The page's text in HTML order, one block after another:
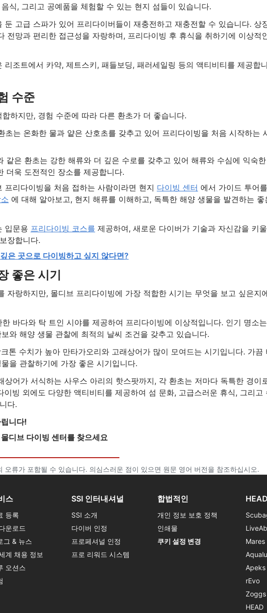
식, 그리고 공예품을 체험할 수 있는 현지 섬들이 있습니다.
둔 고급 스파가 있어 프리다이버들이 재충전하고 재충전할 수 있습니다. 상
전망과 편리한 접근성을 자랑하며, 프리다이빙 후 휴식을 취하기에 이상적
리조트에서 카약, 제트스키, 패들보딩, 패러세일링 등의 액티비티를 제공합니
수준
하지만, 경험 수준에 따라 다른 환초가 더 좋습니다.
는 온화한 물과 얕은 산호초를 갖추고 있어 프리다이빙을 처음 시작하는
같은 환초는 강한 해류와 더 깊은 수로를 갖추고 있어 해류와 수심에 익숙한
더욱 도전적인 장소를 제공합니다.
프리다이빙을 처음 접하는 사람이라면 현지 다이빙 센터 에서 가이드 투어를
에 대해 알아보고, 현지 해류를 이해하고, 독특한 해양 생물을 발견하는 좋
입문용 프리다이빙 코스를 제공하여, 새로운 다이버가 기술과 자신감을 키울
장합니다.
은 곳으로 다이빙하고 싶지 않다면?
좋은 시기
자랑하지만, 몰디브 프리다이빙에 가장 적합한 시기는 무엇을 보고 싶은지
바다와 탁 트인 시야를 제공하여 프리다이빙에 이상적입니다. 인기 명소는
와 해양 생물 관찰에 최적의 날씨 조건을 갖추고 있습니다.
톤 수치가 높아 만타가오리와 고래상어가 많이 모여드는 시기입니다. 가끔
을 관찰하기에 가장 좋은 시기입니다.
상어가 서식하는 사우스 아리의 핫스팟까지, 각 환초는 저마다 독특한 경이
이빙 외에도 다양한 액티비티를 제공하여 섬 문화, 고급스러운 휴식, 그리고
다.
니다!
디브 다이빙 센터를 찾으세요
오류가 포함될 수 있습니다. 의심스러운 점이 있으면 원문 영어 버전을 참조하십시오.
스
등록
운로드
그 & 뉴스
계 채용 정보
오션스
SSI 인터내셔널
SSI 소개
다이버 인정
프로페셔널 인정
프로 리워드 시스템
합법적인
개인 정보 보호 정책
인쇄물
쿠키 설정 변경
Mares
Apeks
rEvo
Zoggs
HEAD